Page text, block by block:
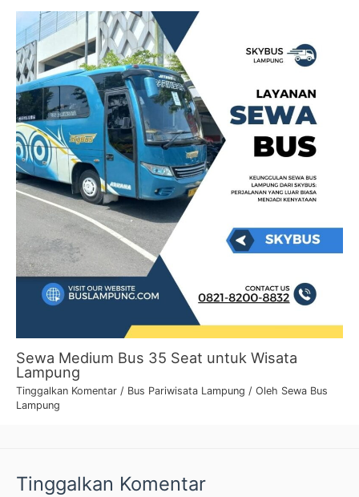
Sewa Medium Bus 35 Seat untuk Wisata
Lampung
Tinggalkan Komentar / Bus Pariwisata Lampung / Oleh Sewa Bus
Lampung
Tinggalkan Komentar